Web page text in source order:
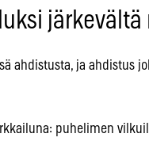
järkevältä
ahdistusta, ja ahdistus
puhelimen